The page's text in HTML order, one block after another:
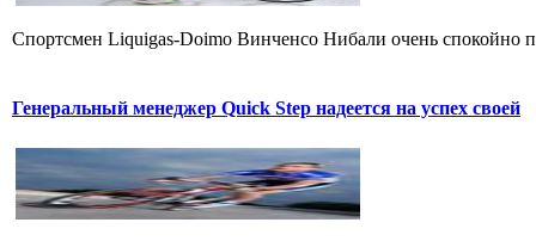
Cпортсмен Liquigas-Doimo Винченсо Нибали очень спокойно
Генеральный менеджер Quick Step надеется на успех своей